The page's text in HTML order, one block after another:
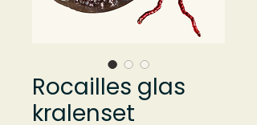
Rocailles glas
kralenset